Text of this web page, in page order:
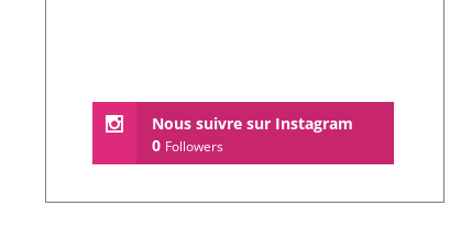
Nous suivre sur Instagram
0 Followers